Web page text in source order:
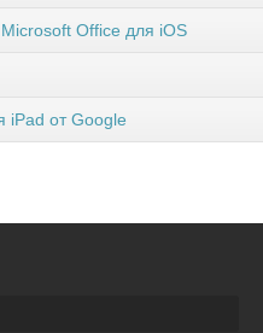
Office для iOS
iPad от Google